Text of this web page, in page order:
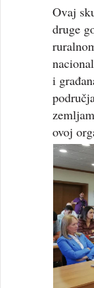
Ovaj
druge
i
ovoj